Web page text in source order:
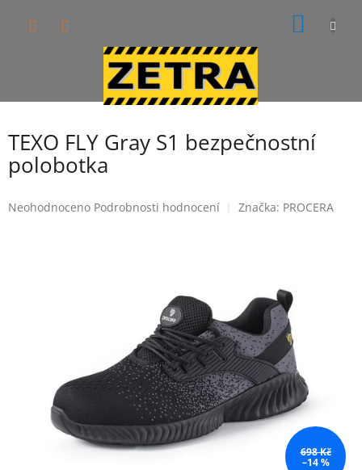
TEXO FLY Gray S1 bezpečnostní
polobotka
Průměrné
Neohodnoceno Podrobnosti hodnocení Značka: PROCERA
698 Kč
–14 %